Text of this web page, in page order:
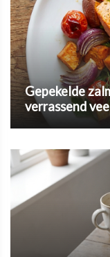
Gepekelde
verrassend